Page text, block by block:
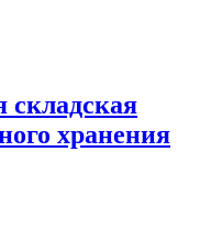
складская
хранения